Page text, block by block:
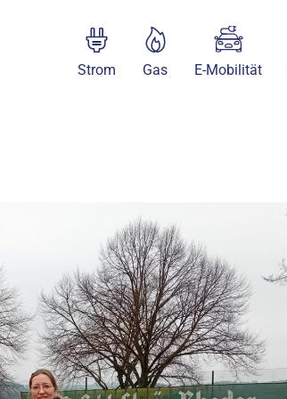
Strom Gas E-Mobilität